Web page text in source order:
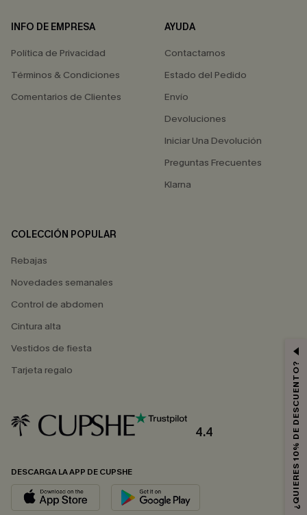
INFO DE EMPRESA
Política de Privacidad
Términos & Condiciones
Comentarios de Clientes
AYUDA
Contactarnos
Estado del Pedido
Envío
Devoluciones
Iniciar Una Devolución
Preguntas Frecuentes
Klarna
COLECCIÓN POPULAR
Rebajas
Novedades semanales
Control de abdomen
Cintura alta
Vestidos de fiesta
Tarjeta regalo
4.4
DESCARGA LA APP DE CUPSHE ¿QUIERES 10% DE DESCUENTO?